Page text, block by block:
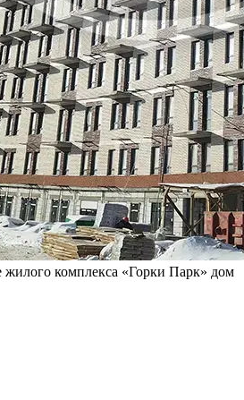
жилого комплекса «Горки Парк» дом